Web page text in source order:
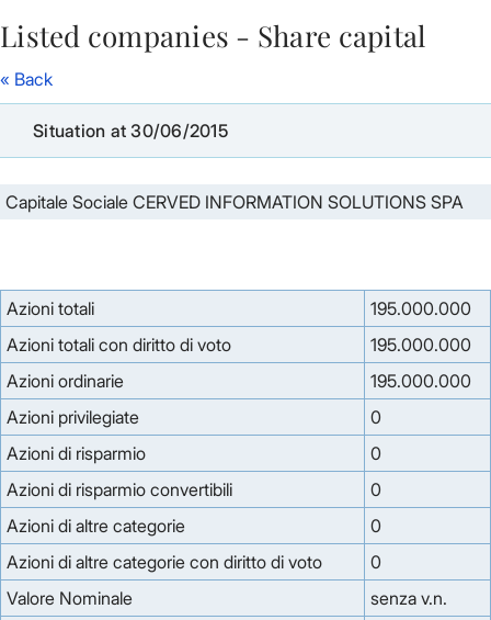
Skip to Main Content
Listed companies - Share capital
« Back
Situation at 30/06/2015
Capitale Sociale CERVED INFORMATION SOLUTIONS SPA
Azioni totali
195.000.000
Azioni totali con diritto di voto
195.000.000
Azioni ordinarie
195.000.000
Azioni privilegiate
0
Azioni di risparmio
0
Azioni di risparmio convertibili
0
Azioni di altre categorie
0
Azioni di altre categorie con diritto di voto
0
Valore Nominale
senza v.n.